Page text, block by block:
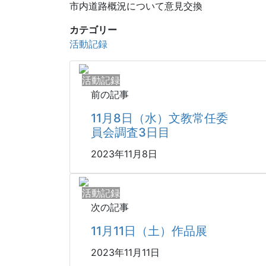
市内道路概況について意見交換
カテゴリー
活動記録
活動記録
前の記事
11月8日（水）文教常任委
員会調査3日目
2023年11月8日
活動記録
次の記事
11月11日（土）作品展
2023年11月11日